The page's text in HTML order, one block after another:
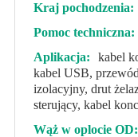
Kraj pochodzenia:
Pomoc techniczna:
Aplikacja:
kabel
kabel USB,
izolacyjny, drut
sterujący, kabel
Wąż w oplocie OD: